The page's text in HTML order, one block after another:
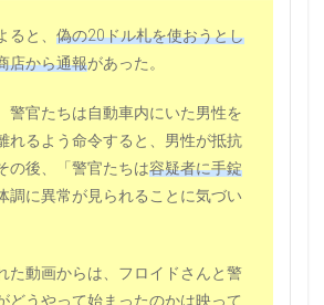
ると、 偽の20ドル札を使おうとし
店から通報があった。
警官たちは自動車内にいた男性を
れるよう命令すると、男性が抵抗
の後、「警官たちは容疑者に手錠
調に異常が見られることに気づい
た動画からは、フロイドさんと警
どうやって始まったのかは映って